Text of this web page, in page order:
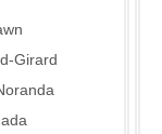
Girard